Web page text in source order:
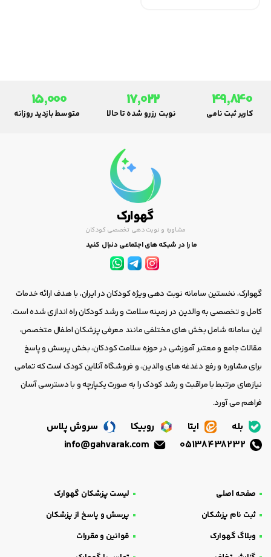
49,840
کاربر ثبت نامی
17,022
نوبت رزرو شده تا حالا
15,000
متوسط بازدید روزانه
گهوارک
مشاوره و نوبت دهی تخصصی کودکان
ما را در شبکه های اجتماعی دنبال کنید
گهوارک، نخستین سامانه نوبت دهی ویژه کودکان در ایران، با هدف ارائه خدمات
کامل و تخصصی به والدین در زمینه سلامت و رشد کودکان راه اندازی شده است.
این سامانه شامل بخش های مختلفی مانند معرفی پزشکان اطفال متخصص،
مقالات جامع و معتبر آموزشی در حوزه سلامت کودکان، بخش پرسش و پاسخ
برای مشاوره و رفع دغدغه های والدین، و فروشگاه آنلاین کودک است که تمامی
نیازهای مرتبط با مراقبت و رشد کودک را به صورت یکپارچه و با دسترسی آسان
فراهم می آورد.
بله ایتا روبیکا
سروش پلاس
صفحه اصلی
لیست پزشکان گهوارک
ثبت نام پزشکان
پرسش و پاسخ از پزشکان
وبلاگ گهوارک
قوانین و مقررات